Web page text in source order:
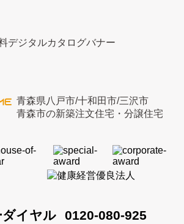
青森県八戸市/十和田市/三沢市
青森市の新築注文住宅・分譲住宅
0120-080-925